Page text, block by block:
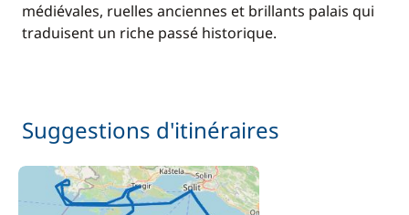
médiévales, ruelles anciennes et brillants palais qui
traduisent un riche passé historique.
Suggestions d'itinéraires